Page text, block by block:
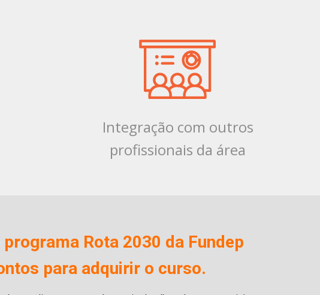
Integração com outros
profissionais da área
Rota 2030 da Fundep
para adquirir o curso.